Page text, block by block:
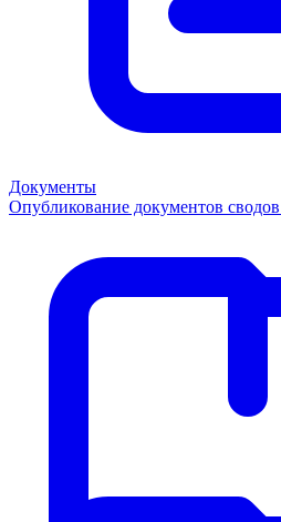
Документы
Опубликование документов